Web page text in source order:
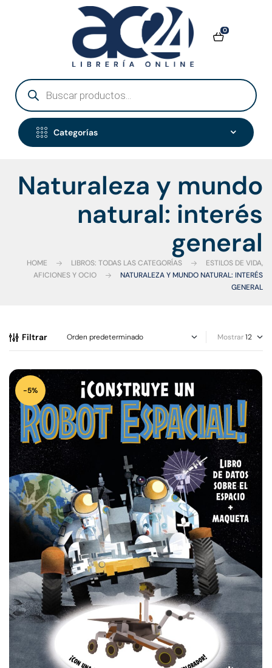
0
Categorías
Naturaleza y mundo
natural: interés
general
HOME LIBROS: TODAS LAS CATEGORÍAS
ESTILOS DE VIDA,
AFICIONES Y OCIO
NATURALEZA Y MUNDO NATURAL: INTERÉS
GENERAL
Filtrar Mostrar
-5%